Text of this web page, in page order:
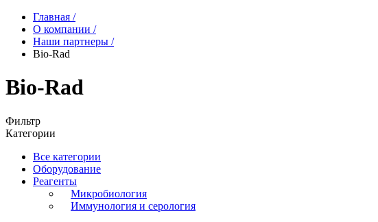
Главная /
О компании /
Наши партнеры /
Bio-Rad
Bio-Rad
Фильтр
Категории
Все категории
Оборудование
Реагенты
Микробиология
Иммунология и серология